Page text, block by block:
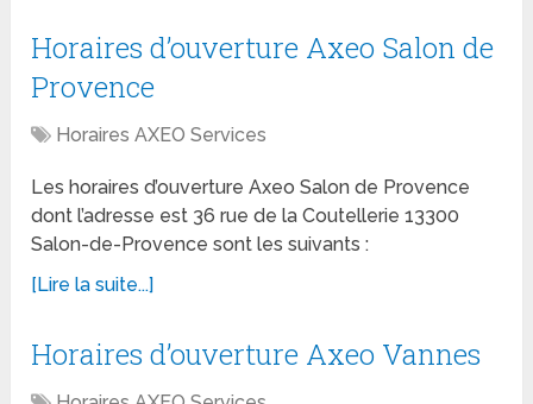
Horaires d’ouverture Axeo Salon de
Provence
Horaires AXEO Services
Les horaires d’ouverture Axeo Salon de Provence
dont l’adresse est 36 rue de la Coutellerie 13300
Salon-de-Provence sont les suivants :
[Lire la suite...]
Horaires d’ouverture Axeo Vannes